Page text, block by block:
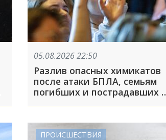
05.08.2026 22:50
Разлив опасных химикатов
после атаки БПЛА, семьям
погибших и пострадавших в
Архипо-Осиповке помогут
5 августа
ПРОИСШЕСТВИЯ